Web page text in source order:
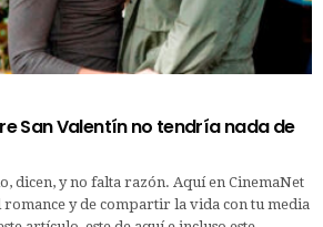
San Valentín no tendría nada de
dicen, y no falta razón. Aquí en CinemaNet
romance y de compartir la vida con tu media